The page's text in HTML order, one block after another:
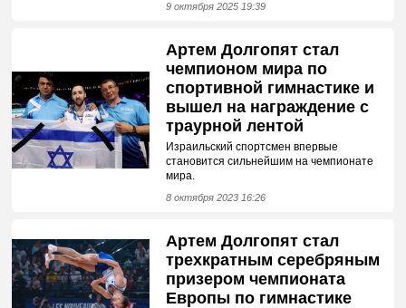
9 октября 2025 19:39
Артем Долгопят стал
чемпионом мира по
спортивной гимнастике и
вышел на награждение с
траурной лентой
Израильский спортсмен впервые
становится сильнейшим на чемпионате
мира.
8 октября 2023 16:26
Артем Долгопят стал
трехкратным серебряным
призером чемпионата
Европы по гимнастике